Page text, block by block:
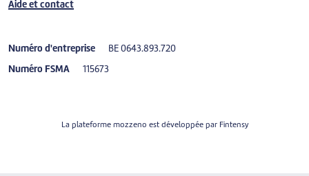
Numéro d'entreprise BE 0643.893.720
Numéro FSMA 115673
Aide et contact
La plateforme mozzeno est développée par Fintensy